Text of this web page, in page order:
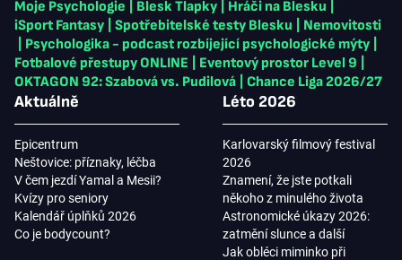
Moje Psychologie Blesk Tlapky Hráči na Blesku
iSport Fantasy
Spotřebitelské testy Blesku
Nemovitosti
Psychologika - podcast rozbíjející psychologické mýty
Fotbalové přestupy ONLINE
Eventový prostor Level 9
OKTAGON 92: Szabová vs. Pudilová
Chance Liga 2026/27
Aktuálně
Epicentrum
Neštovice: příznaky, léčba
V čem jezdí Yamal a Mesii?
Kvízy pro seniory
Kalendář úplňků 2026
Co je bodycount?
Léto 2026
Karlovarský filmový festival
2026
Znamení, že jste potkali
někoho z minulého života
Astronomické úkazy 2026:
zatmění slunce a další
Jak obléci miminko při